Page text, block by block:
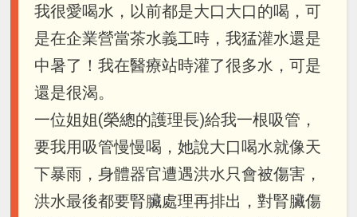
我很愛喝水，以前都是大口大口的喝，可
是在企業營當茶水義工時，我猛灌水還是
中暑了！我在醫療站時灌了很多水，可是
還是很渴。
一位姐姐(榮總的護理長)給我一根吸管，
要我用吸管慢慢喝，她說大口喝水就像天
下暴雨，身體器官遭遇洪水只會被傷害，
洪水最後都要腎臟處理再排出，對腎臟傷